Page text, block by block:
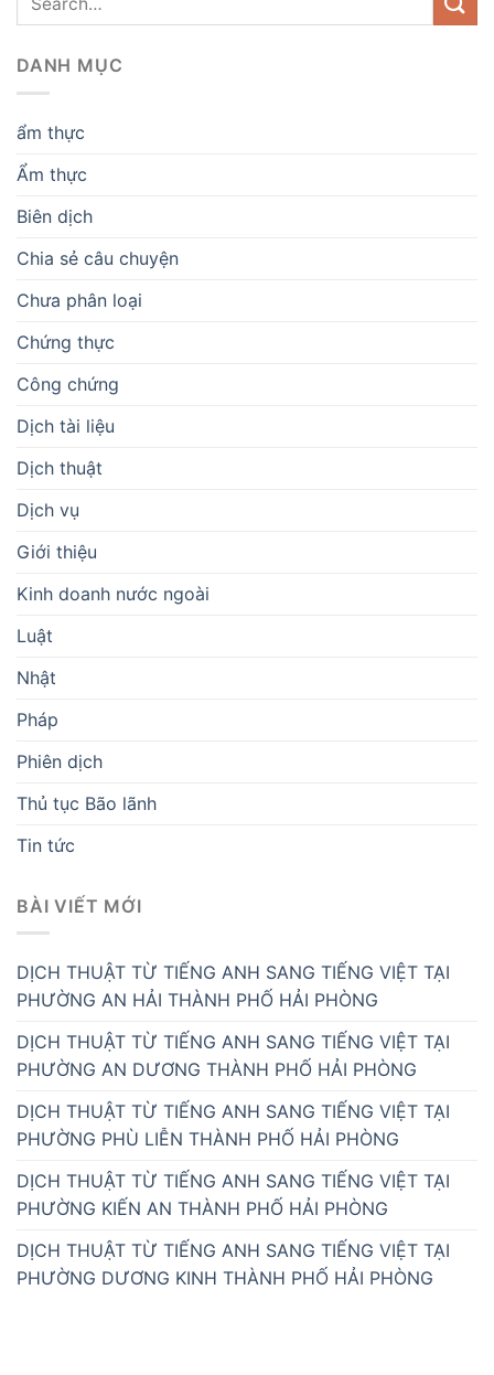
DANH MỤC
ẩm thực
Ẩm thực
Biên dịch
Chia sẻ câu chuyện
Chưa phân loại
Chứng thực
Công chứng
Dịch tài liệu
Dịch thuật
Dịch vụ
Giới thiệu
Kinh doanh nước ngoài
Luật
Nhật
Pháp
Phiên dịch
Thủ tục Bão lãnh
Tin tức
BÀI VIẾT MỚI
DỊCH THUẬT TỪ TIẾNG ANH SANG TIẾNG VIỆT TẠI
PHƯỜNG AN HẢI THÀNH PHỐ HẢI PHÒNG
DỊCH THUẬT TỪ TIẾNG ANH SANG TIẾNG VIỆT TẠI
PHƯỜNG AN DƯƠNG THÀNH PHỐ HẢI PHÒNG
DỊCH THUẬT TỪ TIẾNG ANH SANG TIẾNG VIỆT TẠI
PHƯỜNG PHÙ LIỄN THÀNH PHỐ HẢI PHÒNG
DỊCH THUẬT TỪ TIẾNG ANH SANG TIẾNG VIỆT TẠI
PHƯỜNG KIẾN AN THÀNH PHỐ HẢI PHÒNG
DỊCH THUẬT TỪ TIẾNG ANH SANG TIẾNG VIỆT TẠI
PHƯỜNG DƯƠNG KINH THÀNH PHỐ HẢI PHÒNG